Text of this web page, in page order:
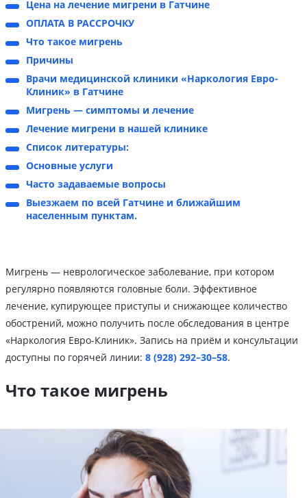
Цена на лечение мигрени в Гатчине
ОПЛАТА В РАССРОЧКУ
Что такое мигрень
Причины
Врачи медицинской клиники «Наркология Евро-
Клиник» в Гатчине
Мигрень — симптомы и лечение
Лечение мигрени в нашей клинике
Список литературы:
Основные услуги
Часто задаваемые вопросы
Выезжаем по всей Гатчине и ближайшим
населенным пунктам.
Мигрень — неврологическое заболевание, при котором
регулярно появляются головные боли. Эффективное
лечение, купирующее приступы и снижающее количество
обострений, можно получить после обследования в центре
«Наркология Евро-Клиник». Запись на приём и консультации
доступны по горячей линии: 8 (928) 292–30–58.
Что такое мигрень